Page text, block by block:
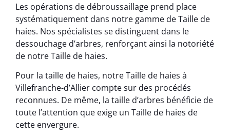
Les opérations de débroussaillage prend place
systématiquement dans notre gamme de Taille de
haies. Nos spécialistes se distinguent dans le
dessouchage d’arbres, renforçant ainsi la notoriété
de notre Taille de haies.
Pour la taille de haies, notre Taille de haies à
Villefranche-d’Allier compte sur des procédés
reconnues. De même, la taille d’arbres bénéficie de
toute l’attention que exige un Taille de haies de
cette envergure.